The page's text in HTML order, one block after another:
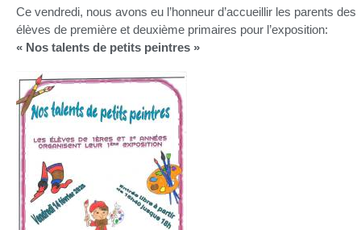
Ce vendredi, nous avons eu l’honneur d’accueillir les parents des
élèves de première et deuxième primaires pour l’exposition:
« Nos talents de petits peintres »